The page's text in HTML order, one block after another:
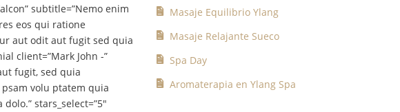
subtitle=”Nemo enim
eos qui ratione
aut odit aut fugit sed quia
client=”Mark John -”
fugit, sed quia
volu ptatem quia
stars_select=”5″
Masaje Equilibrio Ylang
Masaje Relajante Sueco
Spa Day
Aromaterapia en Ylang Spa